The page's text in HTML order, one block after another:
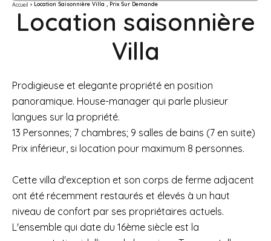
Accueil Location Saisonnière Villa , Prix Sur Demande
Location saisonnière
Villa
Prodigieuse et elegante propriété en position
panoramique. House-manager qui parle plusieur
langues sur la propriété.
13 Personnes; 7 chambres; 9 salles de bains (7 en suite)
Prix inférieur, si location pour maximum 8 personnes.
Cette villa d'exception et son corps de ferme adjacent
ont été récemment restaurés et élevés à un haut
niveau de confort par ses propriétaires actuels.
L'ensemble qui date du 16ème siècle est la